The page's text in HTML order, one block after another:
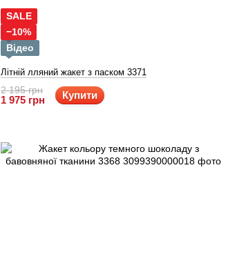
SALE
−10%
Відео
Літній лляний жакет з паском 3371
2 195 грн
1 975 грн Купити